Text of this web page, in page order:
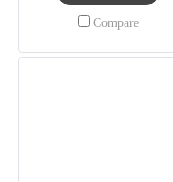
Compare